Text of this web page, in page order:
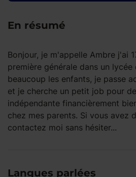
En résumé
Bonjour, je m'appelle Ambre j'ai
première générale dans un
beaucoup les enfants, je passe
et je cherche un petit job pour
indépendante financièrement
chez mes parents. Si vous avez
contactez moi sans hésiter...
Langues parlées